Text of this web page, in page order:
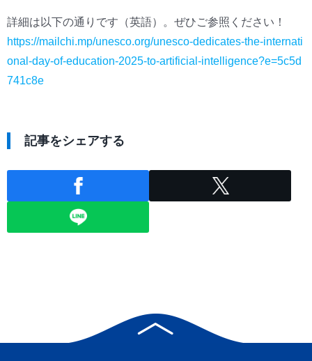
詳細は以下の通りです（英語）。ぜひご参照ください！
https://mailchi.mp/unesco.org/unesco-dedicates-the-internati
onal-day-of-education-2025-to-artificial-intelligence?e=5c5d
741c8e
記事をシェアする